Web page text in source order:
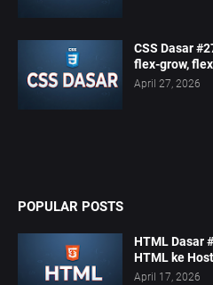
CSS Dasar
flex-grow,
April 27, 2026
POPULAR POSTS
HTML Dasar
HTML ke
April 17, 2026